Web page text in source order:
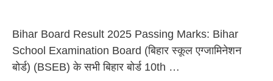
Bihar Board Result 2025 Passing Marks: Bihar
School Examination Board (बिहार स्कूल एग्जामिनेशन
बोर्ड) (BSEB) के सभी बिहार बोर्ड 10th …